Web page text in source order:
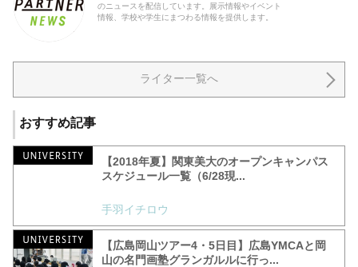
のニュースを配信しています。展示情報やイベント
情報、学校や学生にまつわる情報を提供します。
ライター一覧へ
おすすめ記事
【2018年夏】関東美大のオープンキャンパス
スケジュール一覧（6/28現...
手羽イチロウ
【広島岡山ツアー4・5日目】広島YMCAと岡
山の名門画塾グランガルルに行っ...